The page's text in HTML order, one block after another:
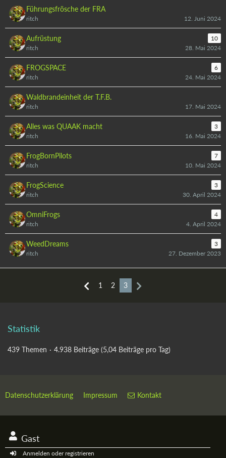
Führungsfrösche der FRA
ritch 12. Juni 2024
Aufrüstung
10
ritch
28. Mai 2024
FROGSPACE
6
ritch
24. Mai 2024
Waldbrandeinheit der T.F.B.
ritch 17. Mai 2024
Alles was QUAAK macht
3
ritch
16. Mai 2024
FrogBornPilots
7
ritch
10. Mai 2024
FrogScience
3
ritch
30. April 2024
OmniFrogs
4
ritch
4. April 2024
WeedDreams
3
ritch
27. Dezember 2023
1 2 3
Statistik
439 Themen 4.938 Beiträge (5,04 Beiträge pro Tag)
Datenschutzerklärung Impressum Kontakt
Gast
Anmelden oder registrieren